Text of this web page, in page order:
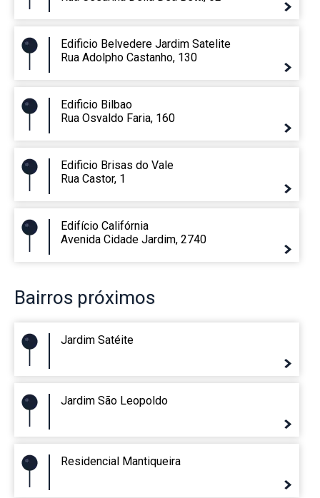
Edificio Belvedere Jardim Satelite
Rua Adolpho Castanho, 130
Edificio Bilbao
Rua Osvaldo Faria, 160
Edificio Brisas do Vale
Rua Castor, 1
Edifício Califórnia
Avenida Cidade Jardim, 2740
Bairros próximos
Jardim Satéite
Jardim São Leopoldo
Residencial Mantiqueira